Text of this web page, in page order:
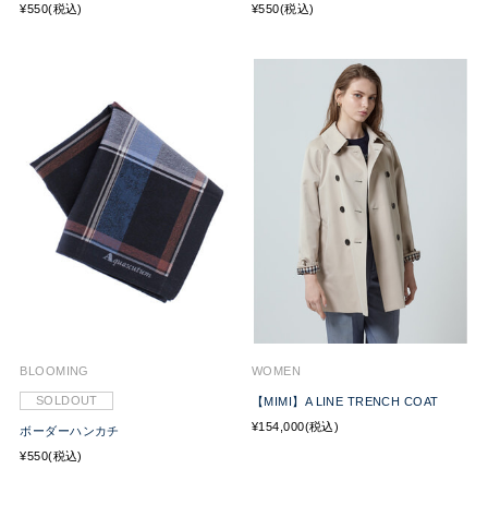
¥550(税込)
¥550(税込)
BLOOMING
SOLDOUT
ボーダーハンカチ
¥550(税込)
WOMEN
【MIMI】A LINE TRENCH COAT
¥154,000(税込)